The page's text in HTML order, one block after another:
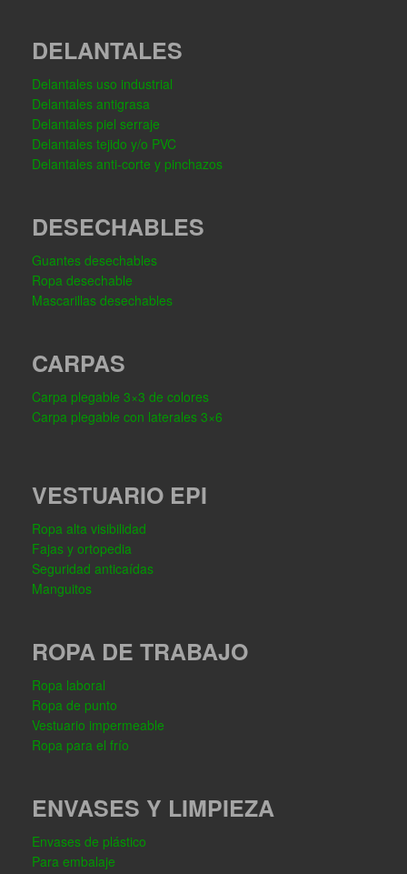
DELANTALES
Delantales uso industrial
Delantales antigrasa
Delantales piel serraje
Delantales tejido y/o PVC
Delantales anti-corte y pinchazos
DESECHABLES
Guantes desechables
Ropa desechable
Mascarillas desechables
CARPAS
Carpa plegable 3×3 de colores
Carpa plegable con laterales 3×6
VESTUARIO EPI
Ropa alta visibilidad
Fajas y ortopedia
Seguridad anticaídas
Manguitos
ROPA DE TRABAJO
Ropa laboral
Ropa de punto
Vestuario impermeable
Ropa para el frío
ENVASES Y LIMPIEZA
Envases de plástico
Para embalaje